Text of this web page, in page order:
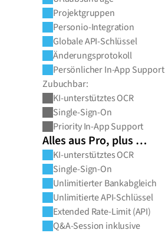
Projektgruppen
Personio-Integration
Globale API-Schlüssel
Änderungsprotokoll
Persönlicher In-App Support
Zubuchbar:
KI-unterstütztes OCR
Single-Sign-On
Priority In-App Support
Alles aus Pro, plus …
KI-unterstütztes OCR
Single-Sign-On
Unlimitierter Bankabgleich
Unlimitierte API-Schlüssel
Extended Rate-Limit (API)
Q&A-Session inklusive